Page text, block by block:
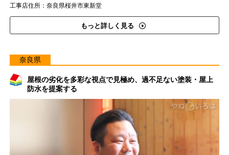
工事店住所：奈良県桜井市東新堂
もっと詳しく見る
奈良県
屋根の劣化を多彩な視点で見極め、過不足ない塗装・屋上
防水を提案する